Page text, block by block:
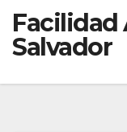
Facilidad
Salvador